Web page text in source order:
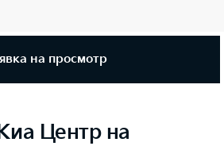
на просмотр
Центр на